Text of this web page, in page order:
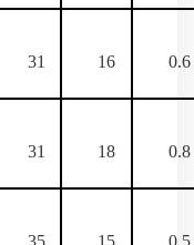
31 16 0.6
31 18 0.8
35 15 0.5